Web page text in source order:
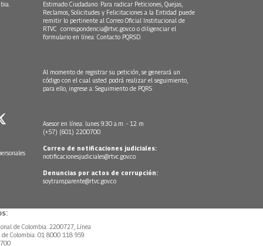
Estimado Ciudadano: Para radicar Peticiones, Quejas,
Reclamos, Solicitudes y Felicitaciones a la Entidad puede
remitir lo pertinente al Correo Oficial Institucional de
RTVC correspondencia@rtvc.gov.co o diligenciar el
formulario en línea: Contacto PQRSD.
Al momento de registrar su petición, se generará un
código con el cual usted podrá realizar el seguimiento,
para ello, ingrese a: Seguimiento de PQRS
Asesor en línea: lunes 9:30 a.m. - 12 m
(+57) (601) 2200700
Correo de notificaciones judiciales:
notificacionesjudiciales@rtvc.gov.co
Denuncias por actos de corrupción:
soytransparente@rtvc.gov.co
de Colombia: 2200727, Línea
Colombia: 01 8000 118 959.